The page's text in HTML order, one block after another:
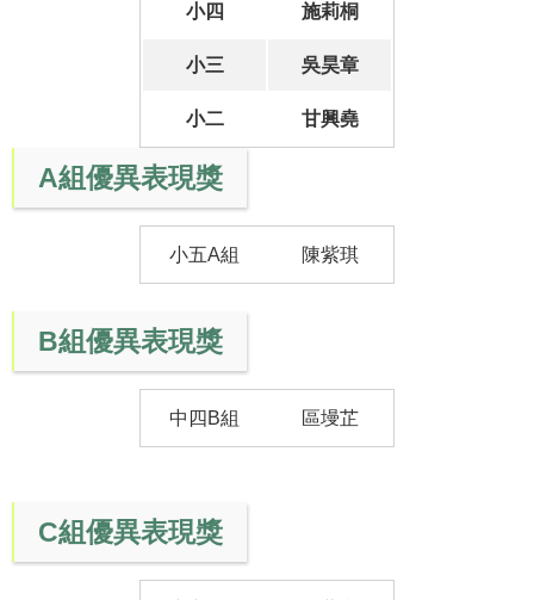
小四 施莉桐
小三 吳昊章
小二 甘興堯
A組優異表現獎
小五A組 陳紫琪
B組優異表現獎
中四B組 區墁芷
C組優異表現獎